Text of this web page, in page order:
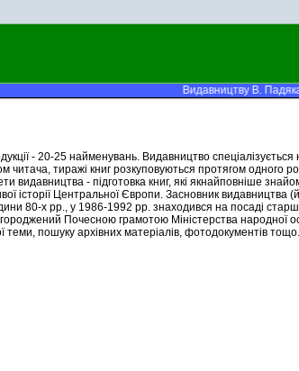
Видавництву В.
- 20-25 найменувань. Видавництво
читача, тиражі книг розкуповуються протягом одного
видавництва - підготовка книг, які якнайповніше
історії Центральної Європи. Засновник
80-х рр., у 1986-1992 рр. знаходився на посаді
Почесною грамотою Міністерства народної
пошуку архівних матеріалів, фотодокументів тощо.